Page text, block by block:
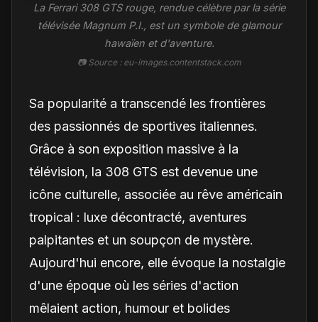
La Ferrari 308 GTS rouge, rendue célèbre par la série
télévisée Magnum P.I., est un symbole de glamour
hawaïen et d'aventure.
📷 Source : eu-images.contentstack.com
Sa popularité a transcendé les frontières
des passionnés de sportives italiennes.
Grâce à son exposition massive à la
télévision, la 308 GTS est devenue une
icône culturelle, associée au rêve américain
tropical : luxe décontracté, aventures
palpitantes et un soupçon de mystère.
Aujourd'hui encore, elle évoque la nostalgie
d'une époque où les séries d'action
mêlaient action, humour et bolides